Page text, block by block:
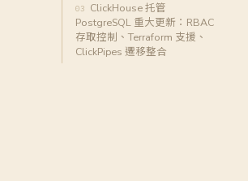
ClickHouse 托管
PostgreSQL 重大更新：RBAC
存取控制、Terraform 支援、
ClickPipes 遷移整合